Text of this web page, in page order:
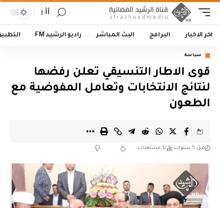
أأ
اخر الاخبار البرامج البث المباشر راديو الرشيد FM
سياسة
قوى الاطار التنسيقي تعلن رفضها
لنتائج الانتخابات وتعامل المفوضية مع
الطعون
قبل 5 سنوات 12 مشاهدات